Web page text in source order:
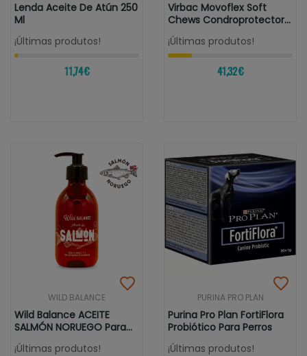
Lenda Aceite De Atún 250
Ml
¡Últimas produtos!
11,74 €
Virbac Movoflex Soft
Chews Condroprotector
Para Perros
¡Últimas produtos!
41,32 €
WILD BALANCE
Wild Balance ACEITE
SALMÓN NORUEGO Para
Perros Y Gatos
¡Últimas produtos!
PURINA PRO PLAN
Purina Pro Plan FortiFlora
Probiótico Para Perros
¡Últimas produtos!